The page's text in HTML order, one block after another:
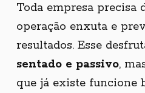
Toda empresa precisa
operação enxuta e
resultados. Esse
sentado e passivo,
que já existe funcione